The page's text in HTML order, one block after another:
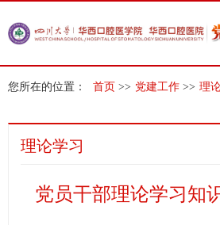
您所在的位置： 首页 >> 党建工作 >> 理
理论学习
党员干部理论学习知